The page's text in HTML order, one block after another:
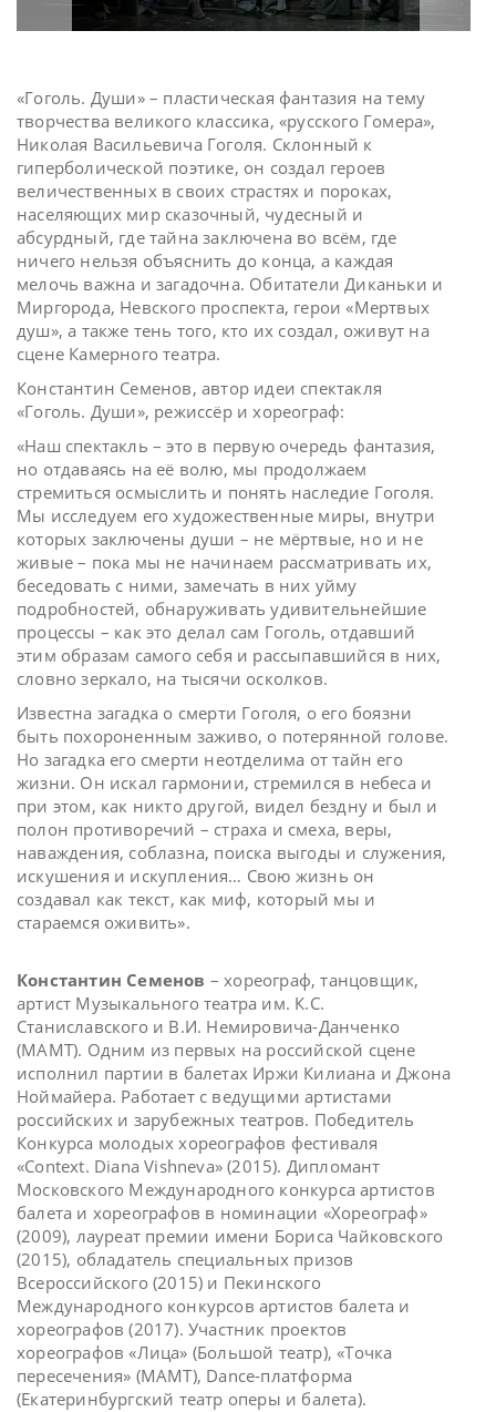
«Гоголь. Души» – пластическая фантазия на тему
творчества великого классика, «русского Гомера»,
Николая Васильевича Гоголя. Склонный к
гиперболической поэтике, он создал героев
величественных в своих страстях и пороках,
населяющих мир сказочный, чудесный и
абсурдный, где тайна заключена во всём, где
ничего нельзя объяснить до конца, а каждая
мелочь важна и загадочна. Обитатели Диканьки и
Миргорода, Невского проспекта, герои «Мертвых
душ», а также тень того, кто их создал, оживут на
сцене Камерного театра.
Константин Семенов, автор идеи спектакля
«Гоголь. Души», режиссёр и хореограф:
«Наш спектакль – это в первую очередь фантазия,
но отдаваясь на её волю, мы продолжаем
стремиться осмыслить и понять наследие Гоголя.
Мы исследуем его художественные миры, внутри
которых заключены души – не мёртвые, но и не
живые – пока мы не начинаем рассматривать их,
беседовать с ними, замечать в них уйму
подробностей, обнаруживать удивительнейшие
процессы – как это делал сам Гоголь, отдавший
этим образам самого себя и рассыпавшийся в них,
словно зеркало, на тысячи осколков.
Известна загадка о смерти Гоголя, о его боязни
быть похороненным заживо, о потерянной голове.
Но загадка его смерти неотделима от тайн его
жизни. Он искал гармонии, стремился в небеса и
при этом, как никто другой, видел бездну и был и
полон противоречий – страха и смеха, веры,
наваждения, соблазна, поиска выгоды и служения,
искушения и искупления… Свою жизнь он
создавал как текст, как миф, который мы и
стараемся оживить».
Константин Семенов – хореограф, танцовщик,
артист Музыкального театра им. К.С.
Станиславского и В.И. Немировича-Данченко
(МАМТ). Одним из первых на российской сцене
исполнил партии в балетах Иржи Килиана и Джона
Ноймайера. Работает с ведущими артистами
российских и зарубежных театров. Победитель
Конкурса молодых хореографов фестиваля
«Context. Diana Vishneva» (2015). Дипломант
Московского Международного конкурса артистов
балета и хореографов в номинации «Хореограф»
(2009), лауреат премии имени Бориса Чайковского
(2015), обладатель специальных призов
Всероссийского (2015) и Пекинского
Международного конкурсов артистов балета и
хореографов (2017). Участник проектов
хореографов «Лица» (Большой театр), «Точка
пересечения» (МАМТ), Dance-платформа
(Екатеринбургский театр оперы и балета).